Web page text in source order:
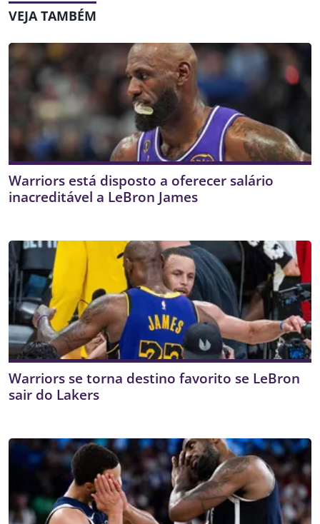
VEJA TAMBÉM
Warriors está disposto a oferecer salário
inacreditável a LeBron James
Warriors se torna destino favorito se LeBron
sair do Lakers